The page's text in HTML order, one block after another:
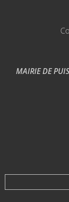
MAIRIE DE